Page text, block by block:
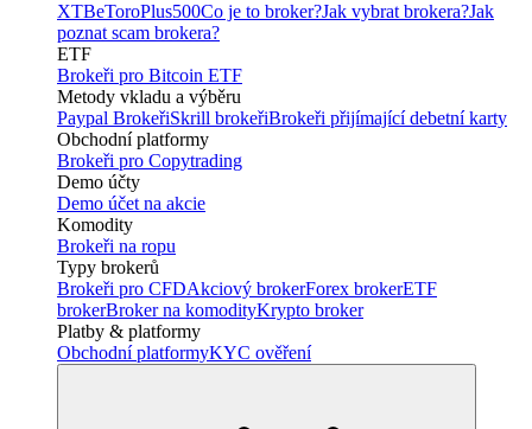
XTBeToroPlus500Co je to broker?Jak vybrat brokera?Jak
poznat scam brokera?
ETF
Brokeři pro Bitcoin ETF
Metody vkladu a výběru
Paypal BrokeřiSkrill brokeřiBrokeři přijímající debetní karty
Obchodní platformy
Brokeři pro Copytrading
Demo účty
Demo účet na akcie
Komodity
Brokeři na ropu
Typy brokerů
Brokeři pro CFDAkciový brokerForex brokerETF
brokerBroker na komodityKrypto broker
Platby & platformy
Obchodní platformyKYC ověření